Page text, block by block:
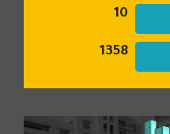
10
1358